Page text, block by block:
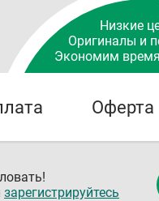
Низкие
Оригиналы и
Экономим
Оферта
зарегистрируйтесь